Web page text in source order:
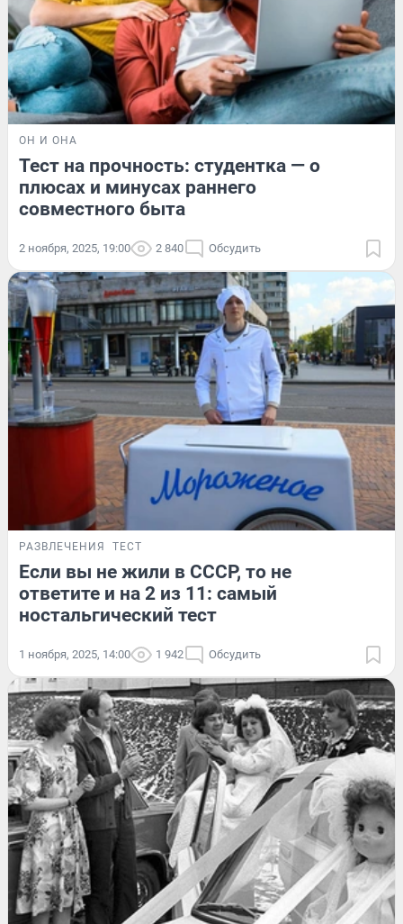
ОН И ОНА
Тест на прочность: студентка — о
плюсах и минусах раннего
совместного быта
2 ноября, 2025, 19:00 2 840 Обсудить
РАЗВЛЕЧЕНИЯ ТЕСТ
Если вы не жили в СССР, то не
ответите и на 2 из 11: самый
ностальгический тест
1 ноября, 2025, 14:00 1 942 Обсудить